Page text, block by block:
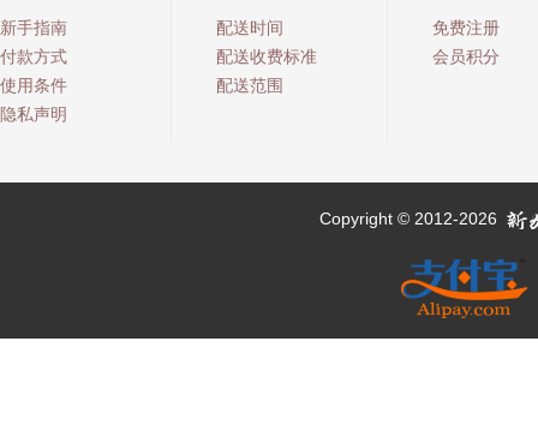
新手指南
付款方式
使用条件
隐私声明
配送时间
配送收费标准
配送范围
免费注册
会员积分
Copyright © 2012-2026